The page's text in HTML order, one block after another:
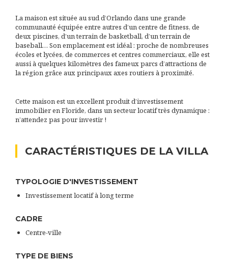
La maison est située au sud d’Orlando dans une grande
communauté équipée entre autres d’un centre de fitness, de
deux piscines, d’un terrain de basketball, d’un terrain de
baseball… Son emplacement est idéal : proche de nombreuses
écoles et lycées, de commerces et centres commerciaux, elle est
aussi à quelques kilomètres des fameux parcs d’attractions de
la région grâce aux principaux axes routiers à proximité.
Cette maison est un excellent produit d’investissement
immobilier en Floride, dans un secteur locatif très dynamique :
n’attendez pas pour investir !
CARACTÉRISTIQUES DE LA VILLA
TYPOLOGIE D'INVESTISSEMENT
Investissement locatif à long terme
CADRE
Centre-ville
TYPE DE BIENS